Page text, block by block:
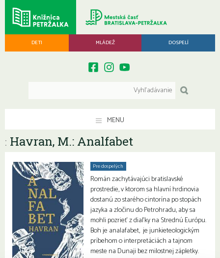
DETI MLÁDEŽ DOSPELÍ
MENU
: Havran, M.: Analfabet
Pre dospelých
Román zachytávajúci bratislavské
prostredie, v ktorom sa hlavní hrdinovia
dostanú zo starého cintorína po stopách
jazyka a zločinu do Petrohradu, aby sa
mohli pozrieť z diaľky na Strednú Európu.
Boh je analafabet, je junkieteologickým
príbehom o interpretáciách a tajnom
meste na Dunaji bez milostnej zápletky.